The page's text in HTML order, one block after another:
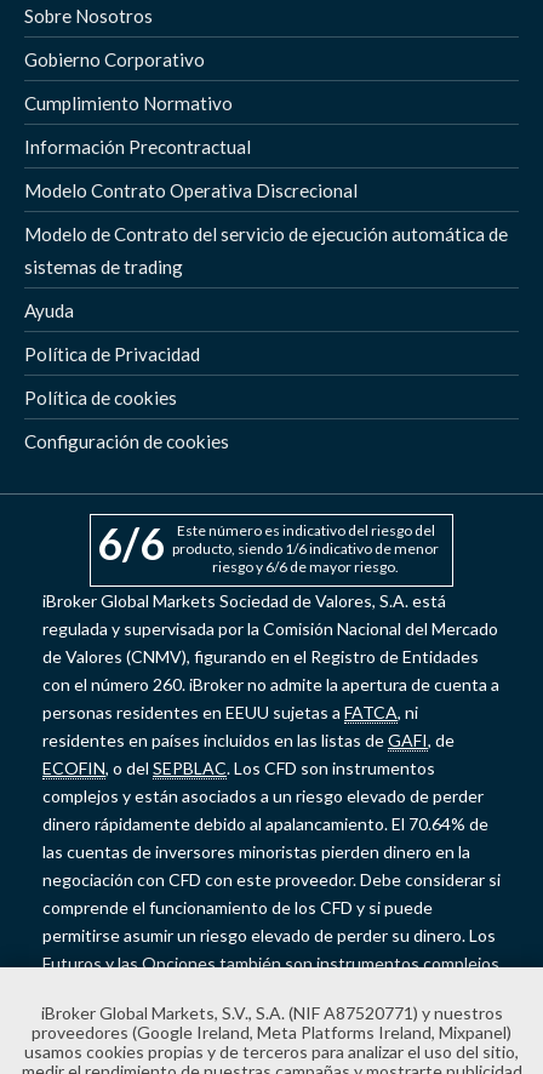
iBroker Global Markets, S.V., S.A. (NIF A87520771) y nuestros
proveedores (Google Ireland, Meta Platforms Ireland, Mixpanel)
usamos cookies propias y de terceros para analizar el uso del sitio,
Sobre Nosotros
Gobierno Corporativo
Cumplimiento Normativo
Información Precontractual
Modelo Contrato Operativa Discrecional
Modelo de Contrato del servicio de ejecución automática de
sistemas de trading
Ayuda
Política de Privacidad
Política de cookies
Configuración de cookies
6/6
Este número es indicativo del riesgo del
producto, siendo 1/6 indicativo de menor
riesgo y 6/6 de mayor riesgo.
iBroker Global Markets Sociedad de Valores, S.A. está
regulada y supervisada por la Comisión Nacional del Mercado
de Valores (CNMV), figurando en el Registro de Entidades
con el número 260. iBroker no admite la apertura de cuenta a
personas residentes en EEUU sujetas a FATCA, ni
residentes en países incluidos en las listas deGAFI, de
ECOFIN, o del SEPBLAC. Los CFD son instrumentos
complejos y están asociados a un riesgo elevado de perder
dinero rápidamente debido al apalancamiento. El 70.64% de
las cuentas de inversores minoristas pierden dinero en la
negociación con CFD con este proveedor. Debe considerar si
comprende el funcionamiento de los CFD y si puede
permitirse asumir un riesgo elevado de perder su dinero. Los
Futuros y las Opciones también son instrumentos complejos
debido al apalancamiento. Los Futuros y las Opciones no
cuentan con la protección de saldo negativo y las pérdidas